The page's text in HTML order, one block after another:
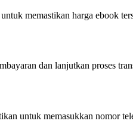
memastikan harga ebook
dan lanjutkan proses
untuk memasukkan nomor